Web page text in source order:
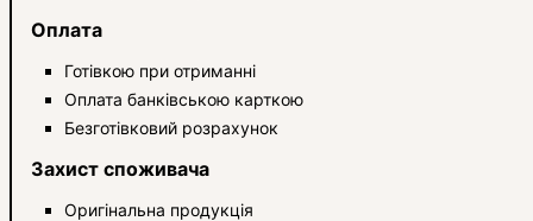
Оплата
Готівкою при отриманні
Оплата банківською карткою
Безготівковий розрахунок
Захист споживача
Оригінальна продукція